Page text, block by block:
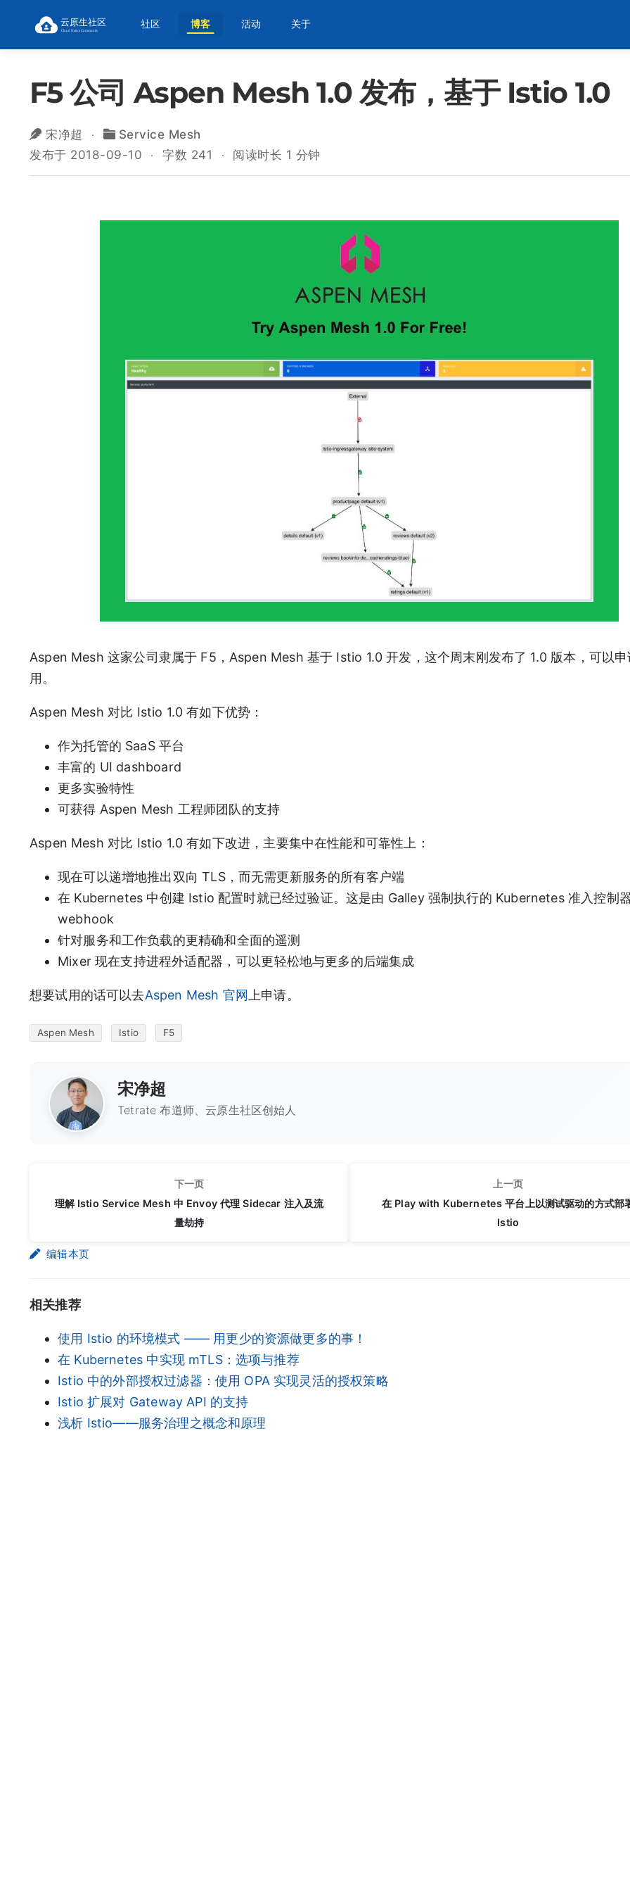
社区 博客 活动 关于
F5 公司 Aspen Mesh 1.0 发布，基于 Istio 1.0
宋净超
Service Mesh
发布于 2018-09-10
字数 241 阅读时长 1 分钟
Aspen Mesh 这家公司隶属于 F5，Aspen Mesh 基于 Istio 1.0 开发，这个周末刚发布了 1.0 版本，可以
用。
Aspen Mesh 对比 Istio 1.0 有如下优势：
作为托管的 SaaS 平台
丰富的 UI dashboard
更多实验特性
可获得 Aspen Mesh 工程师团队的支持
Aspen Mesh 对比 Istio 1.0 有如下改进，主要集中在性能和可靠性上：
现在可以递增地推出双向 TLS，而无需更新服务的所有客户端
在 Kubernetes 中创建 Istio 配置时就已经过验证。这是由 Galley 强制执行的 Kubernetes 准入控制
webhook
针对服务和工作负载的更精确和全面的遥测
Mixer 现在支持进程外适配器，可以更轻松地与更多的后端集成
想要试用的话可以去Aspen Mesh 官网 上申请。
Aspen Mesh Istio F5
宋净超
Tetrate 布道师、云原生社区创始人
下一页
理解 Istio Service Mesh 中 Envoy 代理 Sidecar 注入及流
量劫持
上一页
在 Play with Kubernetes 平台上以测试驱动的方式部
Istio
编辑本页
相关推荐
使用 Istio 的环境模式 —— 用更少的资源做更多的事！
在 Kubernetes 中实现 mTLS：选项与推荐
Istio 中的外部授权过滤器：使用 OPA 实现灵活的授权策略
Istio 扩展对 Gateway API 的支持
浅析 Istio——服务治理之概念和原理